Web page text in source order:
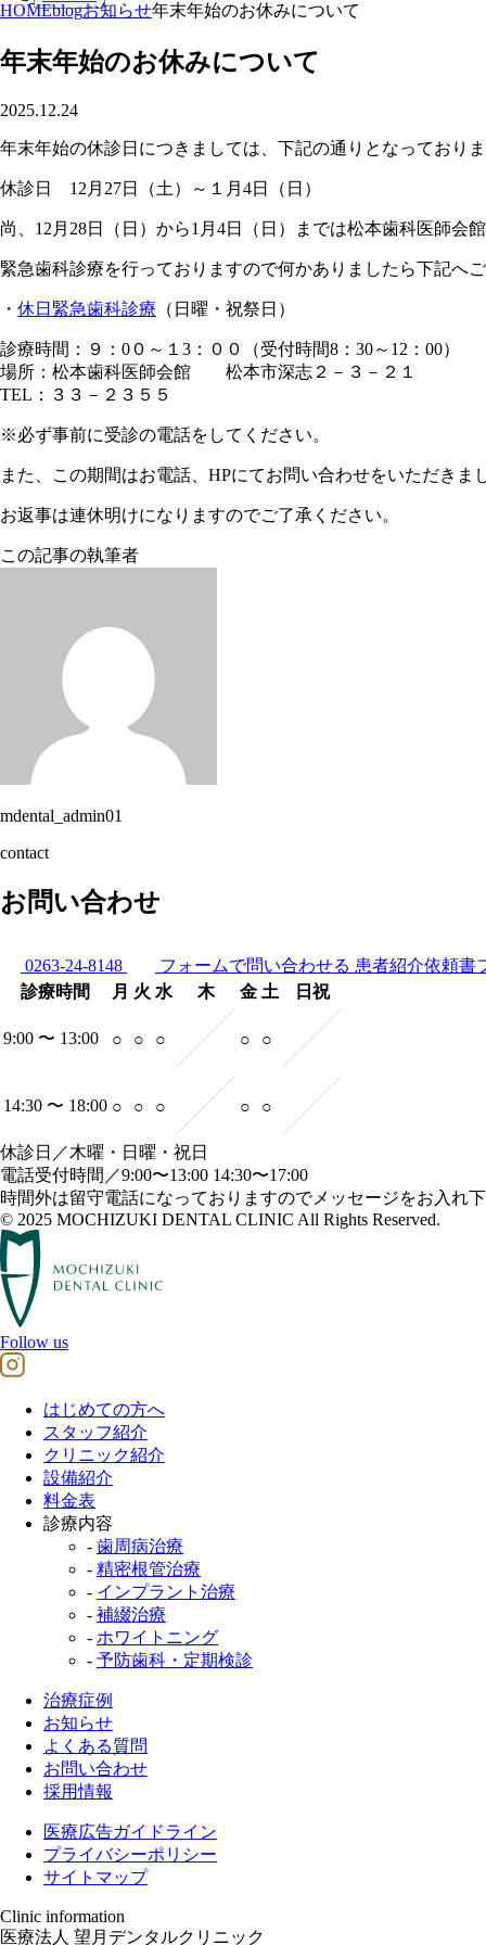
HOMEblogお知らせ年末年始のお休みについて
年末年始のお休みについて
2025.12.24
年末年始の休診日につきましては、下記の通りとなっており
休診日 12月27日（土）～１月4日（日）
尚、12月28日（日）から1月4日（日）までは松本歯科医師会
緊急歯科診療を行っておりますので何かありましたら下記へ
・ 休日緊急歯科診療 （日曜・祝祭日）
診療時間：９：0０～１3：００（受付時間8：30～12：00）
場所：松本歯科医師会館 松本市深志２－３－２１
TEL：３３－２３５５
※必ず事前に受診の電話をしてください。
また、この期間はお電話、HPにてお問い合わせをいただきま
お返事は連休明けになりますのでご了承ください。
この記事の執筆者
mdental_admin01
contact
お問い合わせ
0263-24-8148 フォームで問い合わせる 患者紹介依頼書
診療時間
月 火 水 木 金 土 日祝
9:00 〜 13:00 ○ ○ ○ ○ ○
14:30 〜 18:00 ○ ○ ○ ○ ○
休診日／木曜・日曜・祝日
電話受付時間／9:00〜13:00 14:30〜17:00
時間外は留守電話になっておりますのでメッセージをお入れ
© 2025 MOCHIZUKI DENTAL CLINIC All Rights Reserved.
Follow us
はじめての方へ
スタッフ紹介
クリニック紹介
設備紹介
料金表
診療内容
- 歯周病治療
- 精密根管治療
- インプラント治療
- 補綴治療
- ホワイトニング
- 予防歯科・定期検診
治療症例
お知らせ
よくある質問
お問い合わせ
採用情報
医療広告ガイドライン
プライバシーポリシー
サイトマップ
Clinic information
医療法人 望月デンタルクリニック